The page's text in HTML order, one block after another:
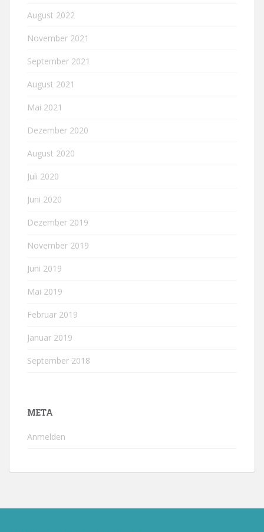
August 2022
November 2021
September 2021
August 2021
Mai 2021
Dezember 2020
August 2020
Juli 2020
Juni 2020
Dezember 2019
November 2019
Juni 2019
Mai 2019
Februar 2019
Januar 2019
September 2018
META
Anmelden